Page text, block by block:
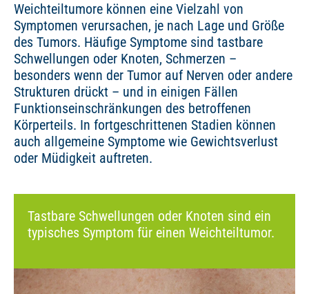
Weichteiltumore können eine Vielzahl von
Symptomen verursachen, je nach Lage und Größe
des Tumors. Häufige Symptome sind tastbare
Schwellungen oder Knoten, Schmerzen –
besonders wenn der Tumor auf Nerven oder andere
Strukturen drückt – und in einigen Fällen
Funktionseinschränkungen des betroffenen
Körperteils. In fortgeschrittenen Stadien können
auch allgemeine Symptome wie Gewichtsverlust
oder Müdigkeit auftreten.
Tastbare Schwellungen oder Knoten sind ein
typisches Symptom für einen Weichteiltumor.